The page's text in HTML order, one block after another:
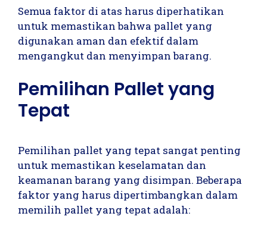
Semua faktor di atas harus diperhatikan
untuk memastikan bahwa pallet yang
digunakan aman dan efektif dalam
mengangkut dan menyimpan barang.
Pemilihan Pallet yang
Tepat
Pemilihan pallet yang tepat sangat penting
untuk memastikan keselamatan dan
keamanan barang yang disimpan. Beberapa
faktor yang harus dipertimbangkan dalam
memilih pallet yang tepat adalah: